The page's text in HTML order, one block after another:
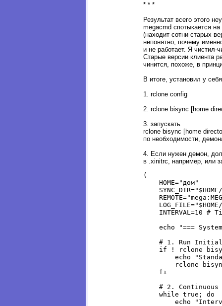
* * *
Результат всего этого
megacmd спотыкается
(находит сотни старых
непонятно, почему
и не работает. Я чистил-
Старые версии клиента
чинится, похоже, в
В итоге, установил у
1. rclone config
2. rclone bisync [home
3. запускать
rclone bisync [home
по необходимости,
4. Если нужен демон,
в .xinitrc, например, или
(
    HOME="дом"
INTERVAL=10 #
echo "===
# 1. Run
if ! rclone
echo
rclone
    fi
# 2. Continuous
    while true; do
echo